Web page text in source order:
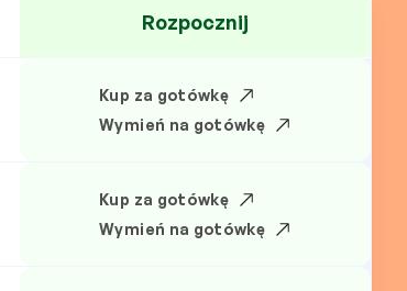
Rozpocznij
Kup za gotówkę
Wymień na gotówkę
Kup za gotówkę
Wymień na gotówkę